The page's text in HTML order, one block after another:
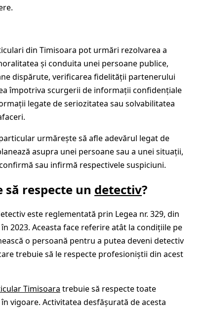
din Timisoara pot urmări rezolvarea a
și conduita unei persoane publice,
dispărute, verificarea fidelității partenerului
împotriva scurgerii de informații confidențiale
legate de seriozitatea sau solvabilitatea
urmărește să afle adevărul legat de
asupra unei persoane sau a unei situații,
sau infirmă respectivele suspiciuni.
respecte un detectiv?
este reglementată prin Legea nr. 329, din
2023. Aceasta face referire atât la condițiile pe
o persoană pentru a putea deveni detectiv
trebuie să le respecte profesioniștii din acest
Timisoara trebuie să respecte toate
vigoare. Activitatea desfășurată de acesta